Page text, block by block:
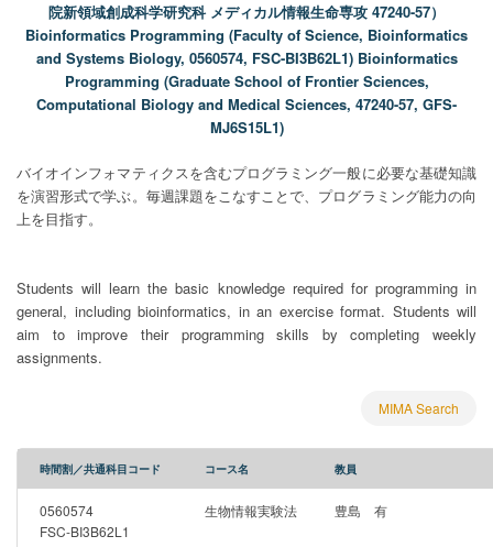
院新領域創成科学研究科 メディカル情報生命専攻 47240-57）
Bioinformatics Programming (Faculty of Science, Bioinformatics
and Systems Biology, 0560574, FSC-BI3B62L1) Bioinformatics
Programming (Graduate School of Frontier Sciences,
Computational Biology and Medical Sciences, 47240-57, GFS-
MJ6S15L1)
バイオインフォマティクスを含むプログラミング一般に必要な基礎知識
を演習形式で学ぶ。毎週課題をこなすことで、プログラミング能力の向
上を目指す。
Students will learn the basic knowledge required for programming in
general, including bioinformatics, in an exercise format. Students will
aim to improve their programming skills by completing weekly
assignments.
MIMA Search
時間割／共通科目コード コース名 教員
0560574
FSC-BI3B62L1
生物情報実験法 豊島 有